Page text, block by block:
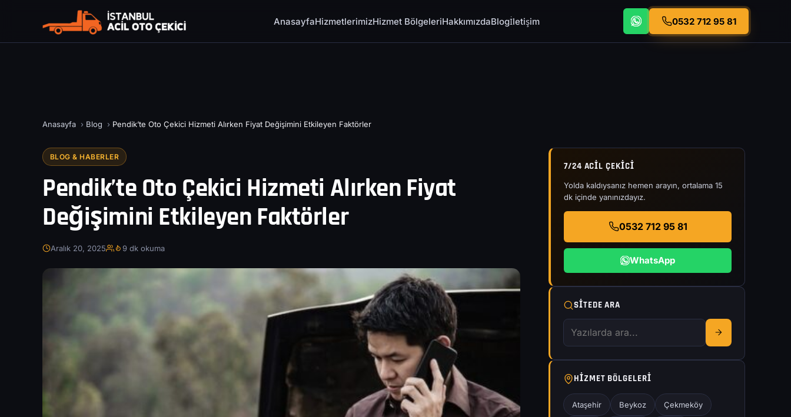
AnasayfaHizmetlerimizHizmet BölgeleriHakkımızdaBlogİletişim 0532 712 95 81
Anasayfa › Blog › Pendik’te Oto Çekici Hizmeti Alırken Fiyat Değişimini Etkileyen Faktörler
BLOG & HABERLER
Pendik’te Oto Çekici Hizmeti Alırken Fiyat
Değişimini Etkileyen Faktörler
Aralık 20, 2025 9 dk okuma
7/24 ACIL ÇEKICI
Yolda kaldıysanız hemen arayın, ortalama 15
dk içinde yanınızdayız.
0532 712 95 81
WhatsApp
SITEDE ARA
HIZMET BÖLGELERI
Ataşehir Beykoz Çekmeköy